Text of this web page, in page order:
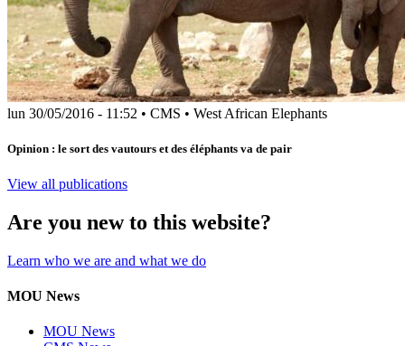
lun 30/05/2016 - 11:52 • CMS • West African Elephants
Opinion : le sort des vautours et des éléphants va de pair
View all publications
Are you new to this website?
Learn who we are and what we do
MOU News
MOU News